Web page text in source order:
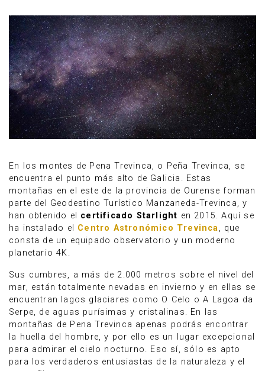
En los montes de Pena Trevinca, o Peña Trevinca, se
encuentra el punto más alto de Galicia. Estas
montañas en el este de la provincia de Ourense forman
parte del Geodestino Turístico Manzaneda-Trevinca, y
han obtenido el certificado Starlight en 2015. Aquí se
ha instalado el Centro Astronómico Trevinca, que
consta de un equipado observatorio y un moderno
planetario 4K.
Sus cumbres, a más de 2.000 metros sobre el nivel del
mar, están totalmente nevadas en invierno y en ellas se
encuentran lagos glaciares como O Celo o A Lagoa da
Serpe, de aguas purísimas y cristalinas. En las
montañas de Pena Trevinca apenas podrás encontrar
la huella del hombre, y por ello es un lugar excepcional
para admirar el cielo nocturno. Eso sí, sólo es apto
para los verdaderos entusiastas de la naturaleza y el